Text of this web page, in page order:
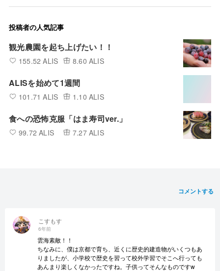
投稿者の人気記事
観光農園を起ち上げたい！！
155.52 ALIS 8.60 ALIS
ALISを始めて1週間
101.71 ALIS 1.10 ALIS
食への恐怖克服「はま寿司ver.」
99.72 ALIS 7.27 ALIS
コメントする
こすもす
6年前
雲海素敵！！
ちなみに、僕は京都で育ち、近くに歴史的建造物がいくつもあ
りましたが、小学校で歴史を習って校外学習でそこへ行っても
あんまり楽しくなかったですね。子供ってそんなものですw